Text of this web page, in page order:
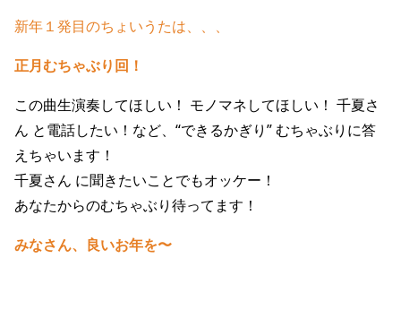
新年１発目のちょいうたは、、、
正月むちゃぶり回！
この曲生演奏してほしい！ モノマネしてほしい！ 千夏さ
ん と電話したい！など、“できるかぎり” むちゃぶりに答
えちゃいます！
千夏さん に聞きたいことでもオッケー！
あなたからのむちゃぶり待ってます！
みなさん、良いお年を〜